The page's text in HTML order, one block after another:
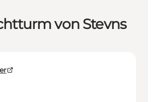
von Stevns